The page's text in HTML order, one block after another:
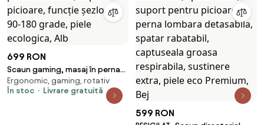
Material textil, Alb
699 RON
Scaun gaming, masaj în perna
lombară, suport picioare,
funcție șezlong, 90-180 grade,
Ergonomic, gaming, rotativ
În stoc
Livrare gratuită
599 RON